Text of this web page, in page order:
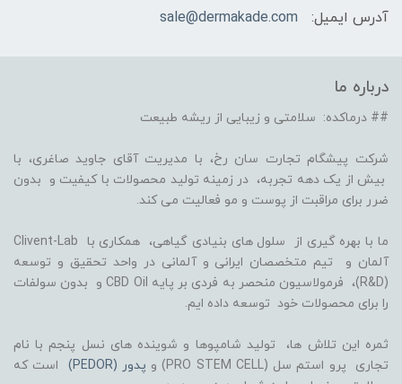
آدرس ایمیل:
sale@dermakade.com
درباره ما
## درماکده: سلامتی و زیبایی از ریشه طبیعت
شرکت پیشگام تجارت سان رخ، با مدیریت آقای جاوید صاغری، با
بیش از یک دهه تجربه، در زمینه تولید محصولات با کیفیت و بدون
ضرر برای مراقبت از پوست و مو فعالیت می کند.
ما با بهره گیری از سلول های بنیادی گیاهی، همکاری با Clivent-Lab
آلمان و تیم متخصصان ایرانی و آلمانی در واحد تحقیق و توسعه
(R&D)، فرمولاسیون منحصر به فردی بر پایه CBD Oil و بدون سولفات
را برای محصولات خود توسعه داده ایم.
ثمره این تلاش ها، تولید شامپوها و شوینده های نسل پنجم با نام
تجاری پرو استم سل (PRO STEM CELL) و
پدور (PEDOR)
است که